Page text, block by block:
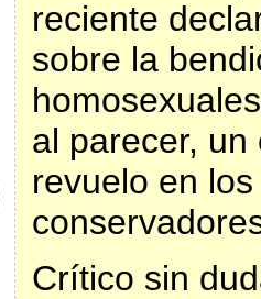
reciente
sobre la
al parecer,
revuelo en
Crítico sin